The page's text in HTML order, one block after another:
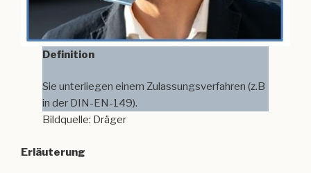
Definition
Sie unterliegen einem Zulassungsverfahren (z.B
in der DIN-EN-149).
Bildquelle: Dräger
Erläuterung